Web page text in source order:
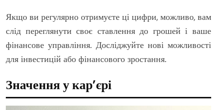
Якщо ви регулярно отримуєте ці цифри, можливо, вам
слід переглянути своє ставлення до грошей і ваше
фінансове управління. Досліджуйте нові можливості
для інвестицій або фінансового зростання.
Значення у кар’єрі